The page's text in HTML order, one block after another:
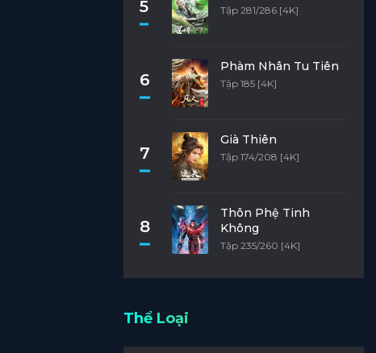
5 Tập 281/286 [4K]
6
Phàm Nhân Tu Tiên
Tập 185 [4K]
7
Già Thiên
Tập 174/208 [4K]
8
Thôn Phệ Tinh
Không
Tập 235/260 [4K]
Thể Loại